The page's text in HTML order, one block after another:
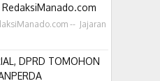
-- Jajaran
DPRD TOMOHON